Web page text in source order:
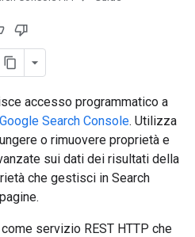
accesso programmatico a
Google Search Console. Utilizza
o rimuovere proprietà e
sui dati dei risultati della
che gestisci in Search
servizio REST HTTP che